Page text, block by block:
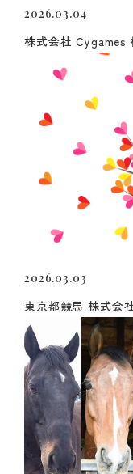
2026.03.04
株式会社 Cygames
2026.03.03
東京都競馬 株式会